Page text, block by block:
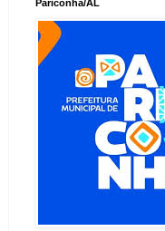
Pariconha/AL